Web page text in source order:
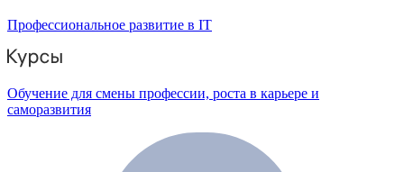
Профессиональное развитие в IT
Обучение для смены профессии, роста в карьере и
саморазвития